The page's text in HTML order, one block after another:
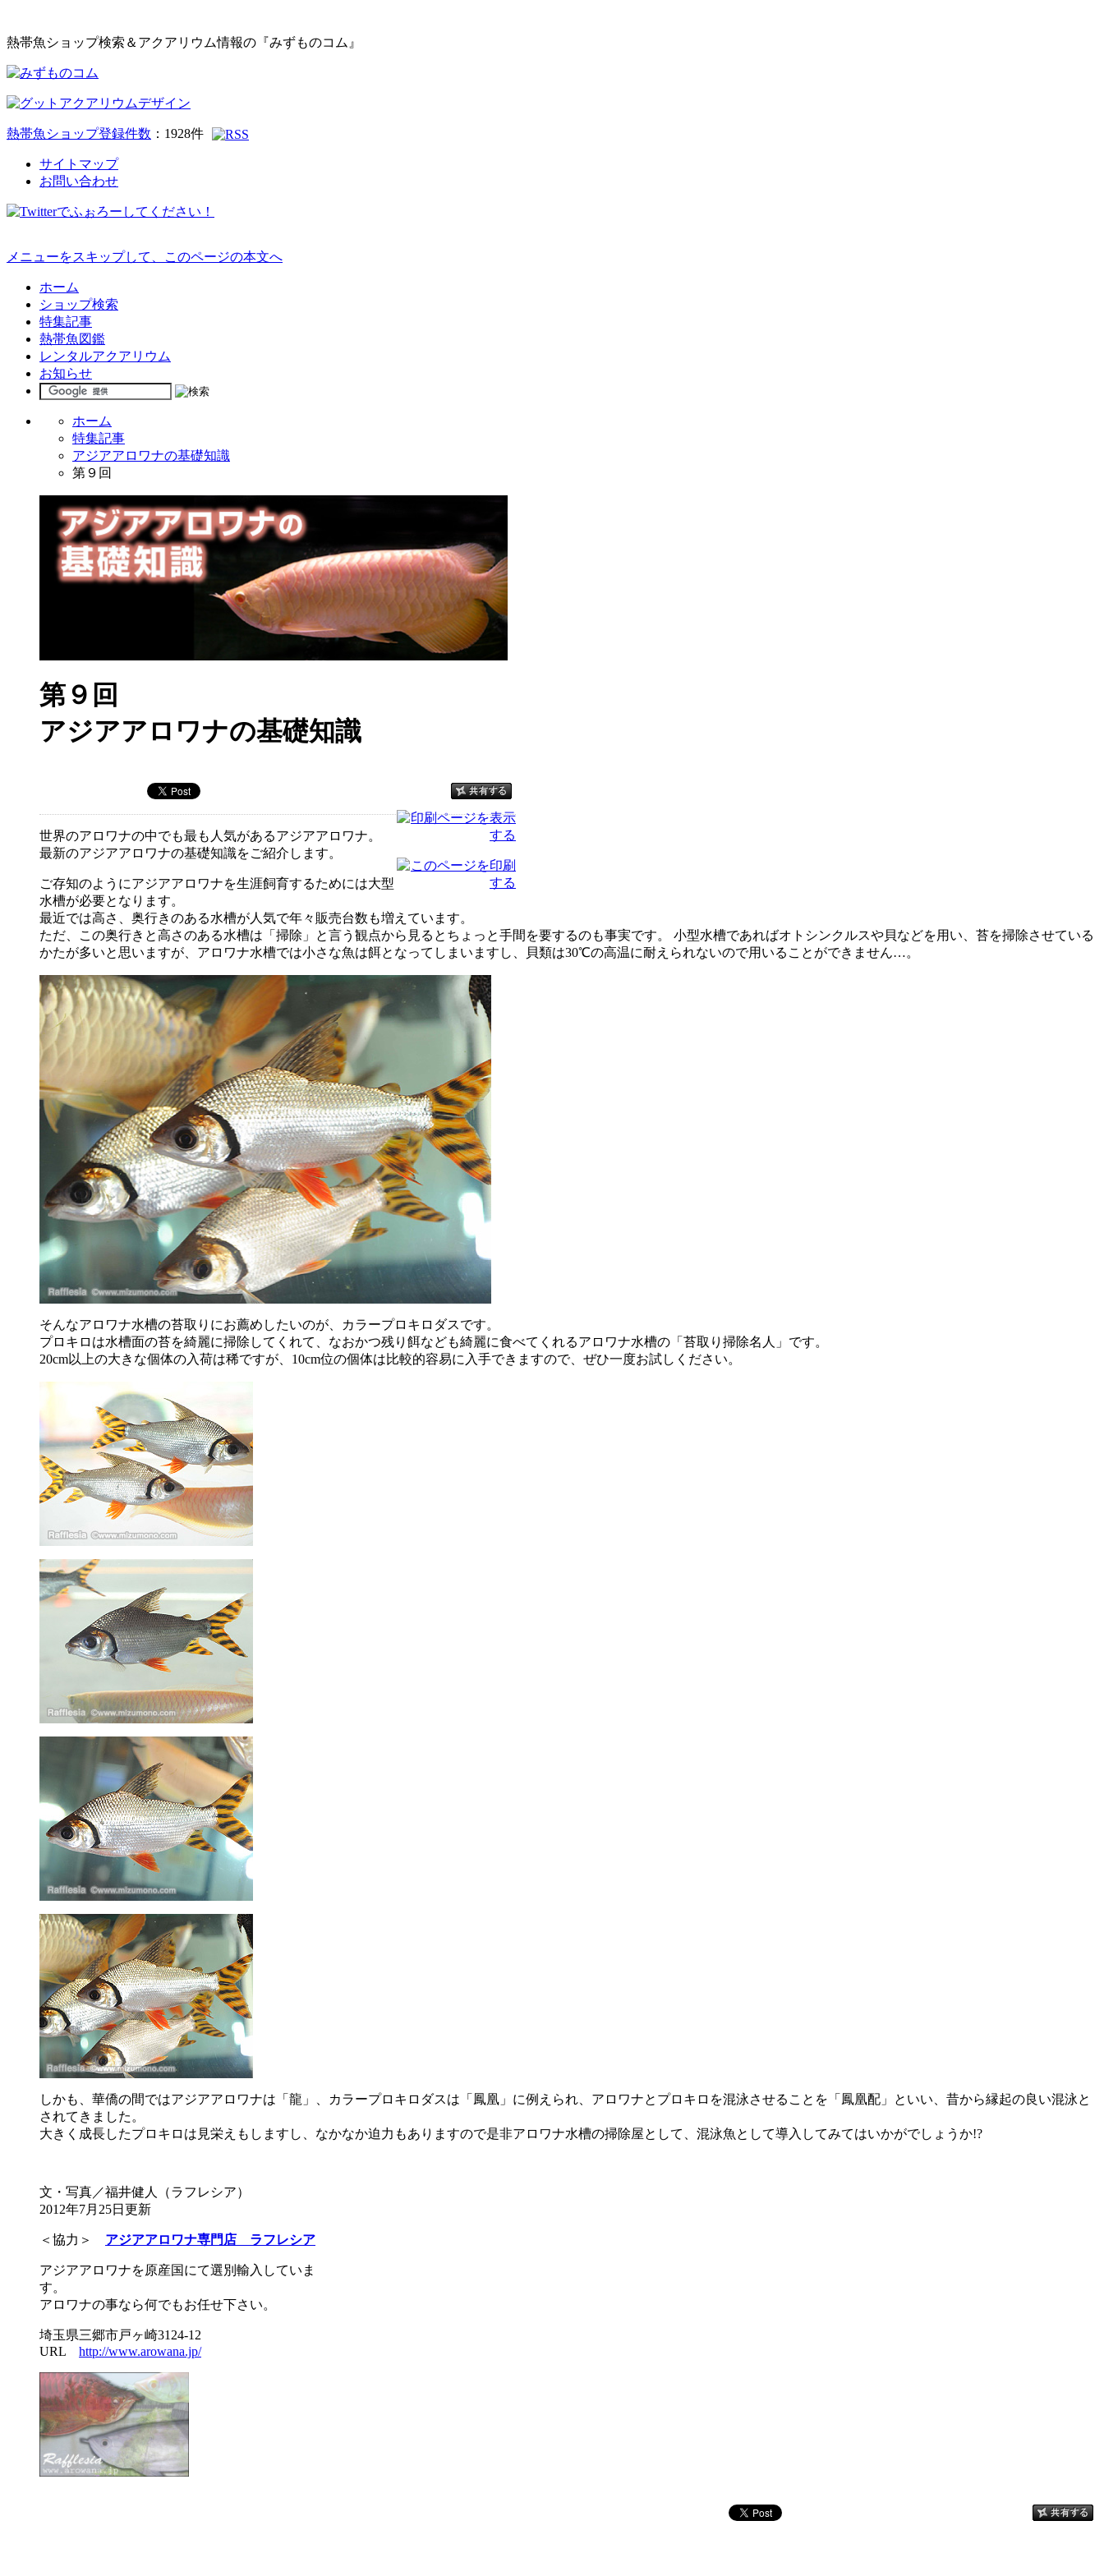
熱帯魚ショップ検索＆アクアリウム情報の『みずものコム』
熱帯魚ショップ登録件数 ： 1928件
サイトマップ
お問い合わせ
メニューをスキップして、このページの本文へ
ホーム
ショップ検索
特集記事
熱帯魚図鑑
レンタルアクアリウム
お知らせ
ホーム
特集記事
アジアアロワナの基礎知識
第９回
第９回
アジアアロワナの基礎知識
世界のアロワナの中でも最も人気があるアジアアロワナ。
最新のアジアアロワナの基礎知識をご紹介します。
ご存知のようにアジアアロワナを生涯飼育するためには大型
水槽が必要となります。
最近では高さ、奥行きのある水槽が人気で年々販売台数も増えています。
ただ、この奥行きと高さのある水槽は「掃除」と言う観点から見るとちょっと手間を要するのも事実です。 小型水槽であればオトシンクルスや貝などを用い、苔を掃除させている
かたが多いと思いますが、アロワナ水槽では小さな魚は餌となってしまいますし、貝類は30℃の高温に耐えられないので用いることができません…。
そんなアロワナ水槽の苔取りにお薦めしたいのが、カラープロキロダスです。
プロキロは水槽面の苔を綺麗に掃除してくれて、なおかつ残り餌なども綺麗に食べてくれるアロワナ水槽の「苔取り掃除名人」です。
20cm以上の大きな個体の入荷は稀ですが、10cm位の個体は比較的容易に入手できますので、ぜひ一度お試しください。
しかも、華僑の間ではアジアアロワナは「龍」、カラープロキロダスは「鳳凰」に例えられ、アロワナとプロキロを混泳させることを「鳳凰配」といい、昔から縁起の良い混泳と
されてきました。
大きく成長したプロキロは見栄えもしますし、なかなか迫力もありますので是非アロワナ水槽の掃除屋として、混泳魚として導入してみてはいかがでしょうか!?
文・写真／福井健人（ラフレシア）
2012年7月25日更新
＜協力＞ アジアアロワナ専門店 ラフレシア
アジアアロワナを原産国にて選別輸入していま
す。
アロワナの事なら何でもお任せ下さい。
埼玉県三郷市戸ヶ崎3124-12
URL http://www.arowana.jp/